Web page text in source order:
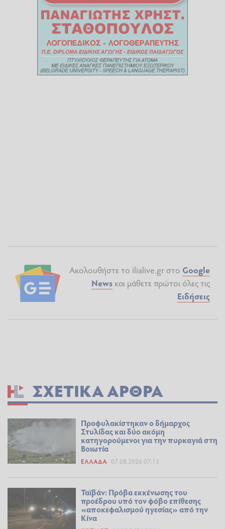
Ακολουθήστε το ilialive.gr στο Google
News και μάθετε πρώτοι όλες τις
Ειδήσεις
ΣΧΕΤΙΚΆ ΆΡΘΡΑ
Προφυλακίστηκαν ο δήμαρχος
Στυλίδας και δύο ακόμη
κατηγορούμενοι για την πυρκαγιά στη
Βοιωτία
ΕΛΛΆΔΑ 07.08.2026 07:13
Ταϊβάν: Πρόβα εκκένωσης του
προέδρου υπό τον φόβο επίθεσης
«αποκεφαλισμού ηγεσίας» από την
Κίνα